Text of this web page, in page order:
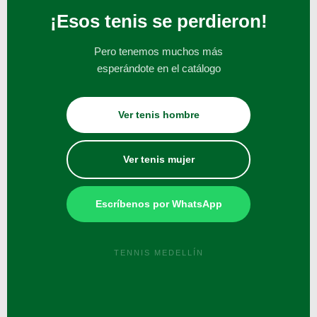
¡Esos tenis se perdieron!
Pero tenemos muchos más
esperándote en el catálogo
Ver tenis hombre
Ver tenis mujer
Escríbenos por WhatsApp
TENNIS MEDELLÍN